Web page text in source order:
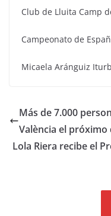
Club de Lluita Camp
Campeonato de
Micaela Aránguiz
Más de 7.000
València el próximo
Lola Riera recibe el